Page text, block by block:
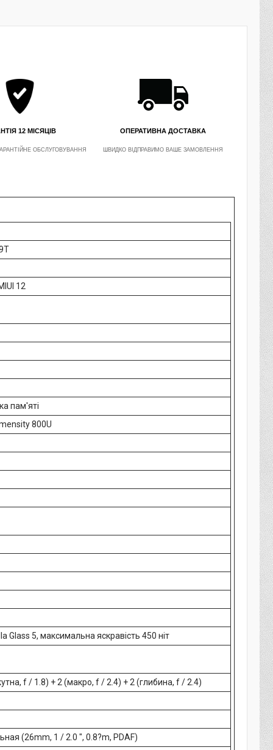
12 МІСЯЦІВ ОПЕРАТИВНА ДОСТАВКА
ОБСЛУГОВУВАННЯ ШВИДКО ВІДПРАВИМО ВАШЕ ЗАМОВЛЕННЯ
12
пам'яті
800U
Glass 5, максимальна яскравість 450 ніт
f / 1.8) + 2 (макро, f / 2.4) + 2 (глибина, f / 2.4)
(26mm, 1 / 2.0 ", 0.8?m, PDAF)